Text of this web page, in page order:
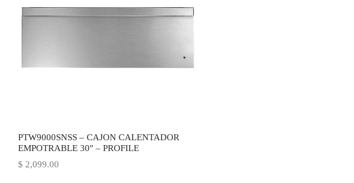
PTW9000SNSS – CAJON CALENTADOR
EMPOTRABLE 30″ – PROFILE
$ 2,099.00